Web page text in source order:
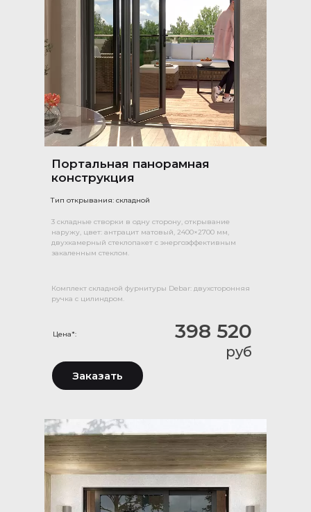
398 520
руб
Портальная панорамная
конструкция
Тип открывания: складной
3 складные створки в одну сторону, открывание
наружу, цвет: антрацит матовый, 2400×2700 мм,
двухкамерный стеклопакет с энергоэффективным
закаленным стеклом.
Комплект складной фурнитуры Debar: двухсторонняя
ручка с цилиндром.
Цена*:
Заказать